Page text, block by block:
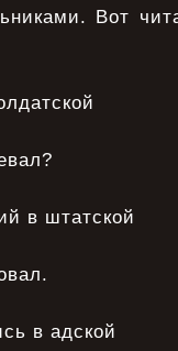
Вот
в штатской
в адской